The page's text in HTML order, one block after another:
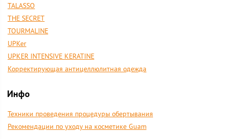
TALASSO
THE SECRET
TOURMALINE
UPKer
UPKER INTENSIVE KERATINE
Корректирующая антицеллюлитная одежда
Инфо
Техники проведения процедуры обертывания
Рекомендации по уходу на косметике Guam